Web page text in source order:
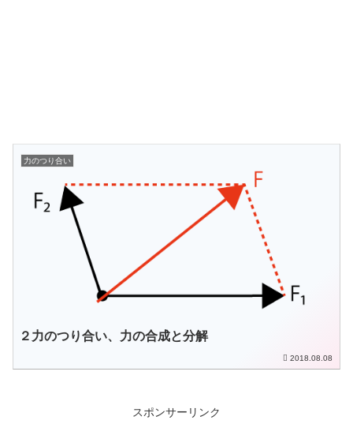
力のつり合い
２力のつり合い、力の合成と分解
2018.08.08
スポンサーリンク